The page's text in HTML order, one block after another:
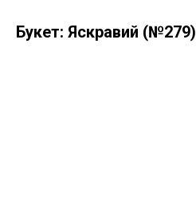
Букет: Яскравий (№279)